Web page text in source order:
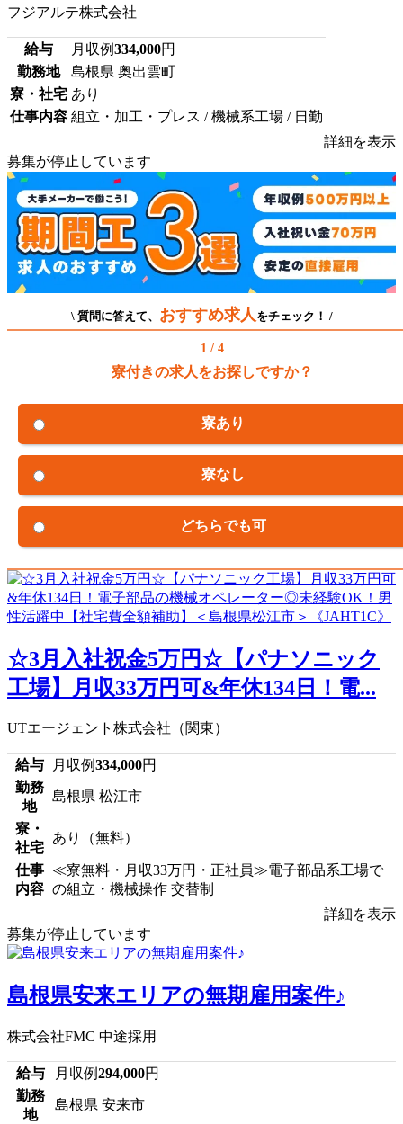
フジアルテ株式会社
給与 月収例334,000円
勤務地
島根県 奥出雲町
寮・社宅 あり
仕事内容 組立・加工・プレス / 機械系工場 / 日勤
詳細を表示
募集が停止しています
\ 質問に答えて、 おすすめ求人 をチェック！ /
1 / 4
寮付きの求人をお探しですか？
寮あり
寮なし
どちらでも可
☆3月入社祝金5万円☆【パナソニック
工場】月収33万円可&年休134日！電...
UTエージェント株式会社（関東）
給与 月収例334,000円
勤務
地
島根県 松江市
寮・
社宅
あり（無料）
仕事
内容
≪寮無料・月収33万円・正社員≫電子部品系工場で
の組立・機械操作 交替制
詳細を表示
募集が停止しています
島根県安来エリアの無期雇用案件♪
株式会社FMC 中途採用
給与 月収例294,000円
勤務
地
島根県 安来市